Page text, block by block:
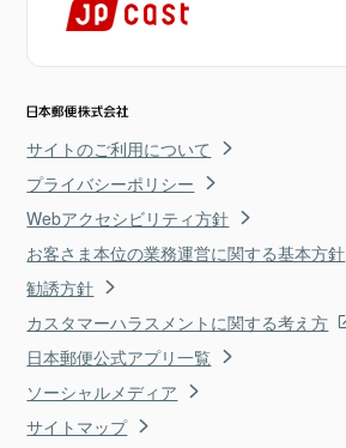
サイトのご利用について
プライバシーポリシー
Webアクセシビリティ方針
お客さま本位の業務運営に関する基本方針
勧誘方針
カスタマーハラスメントに関する考え方
日本郵便公式アプリ一覧
ソーシャルメディア
サイトマップ